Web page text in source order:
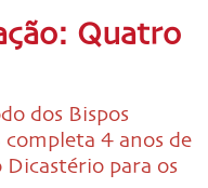
Quatro
dos Bispos
completa 4 anos de
Dicastério para os